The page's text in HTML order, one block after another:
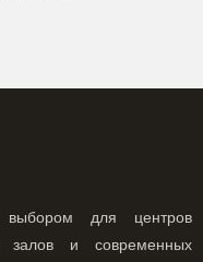
для центров
залов и современных